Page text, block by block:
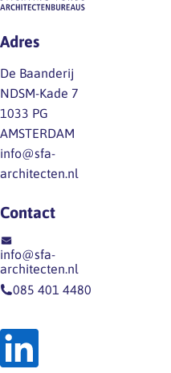
sommige gevallen bijdragen
Adres
De Baanderij
NDSM-Kade 7
1033 PG
AMSTERDAM
info@sfa-
architecten.nl
Contact
info@sfa-
architecten.nl
085 401 4480